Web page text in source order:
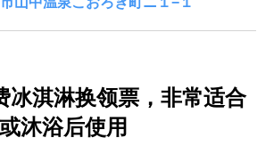
冰淇淋换领票，非常适合
沐浴后使用